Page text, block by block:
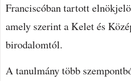
Franciscóban tartott
amely szerint a Kelet és
birodalomtól.
A tanulmány több